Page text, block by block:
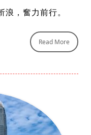
，奮力前行。
Read More